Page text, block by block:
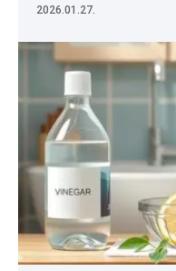
2026.01.27.